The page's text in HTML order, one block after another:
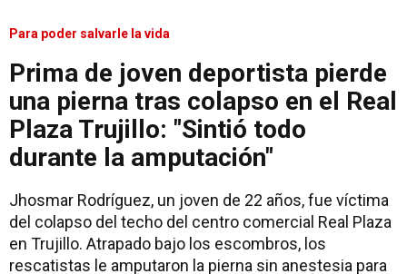
Para poder salvarle la vida
Prima de joven deportista pierde
una pierna tras colapso en el Real
Plaza Trujillo: "Sintió todo
durante la amputación"
Jhosmar Rodríguez, un joven de 22 años, fue víctima
del colapso del techo del centro comercial Real Plaza
en Trujillo. Atrapado bajo los escombros, los
rescatistas le amputaron la pierna sin anestesia para